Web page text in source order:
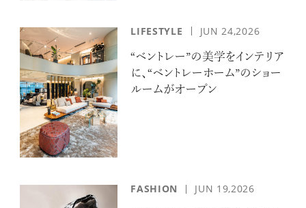
LIFESTYLE JUN 24,2026
“ベントレー”の美学をインテリア
に、“ベントレーホーム”のショー
ルームがオープン
FASHION JUN 19,2026